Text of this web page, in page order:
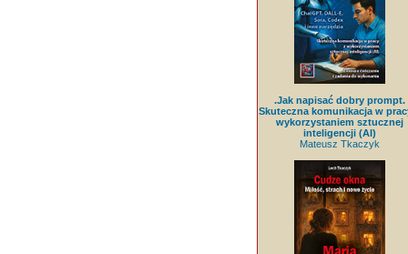
.Jak napisać dobry prompt.
Skuteczna komunikacja w
wykorzystaniem sztucznej
inteligencji (AI)
Mateusz Tkaczyk